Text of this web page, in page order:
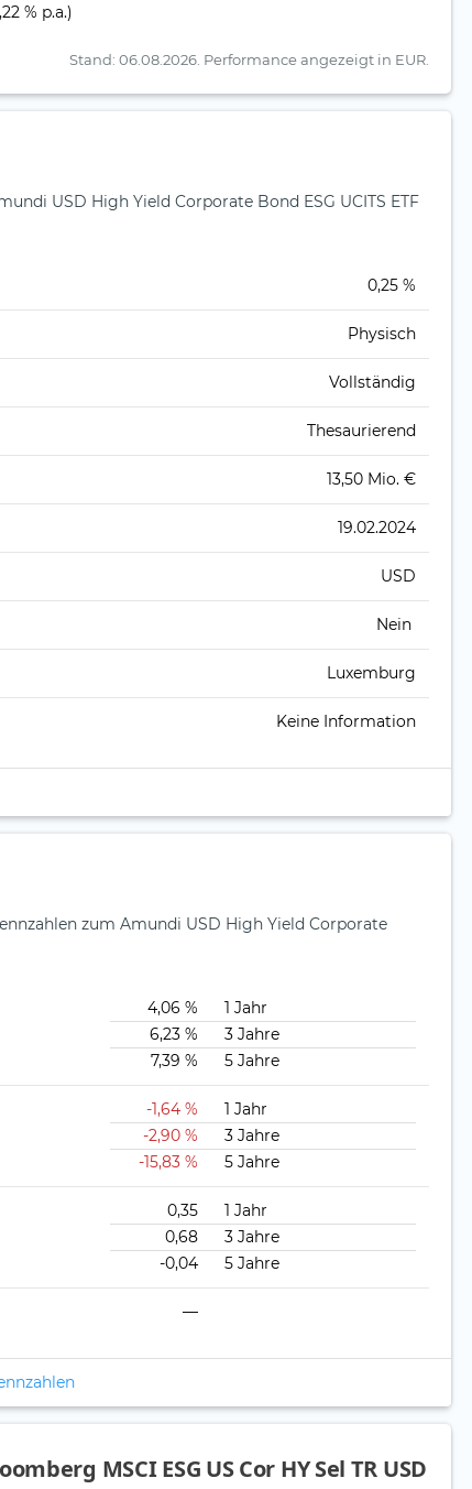
% p.a.)
Stand: 06.08.2026. Performance angezeigt in EUR.
USD High Yield Corporate Bond ESG UCITS ETF
0,25 %
Physisch
Vollständig
Thesaurierend
13,50 Mio. €
19.02.2024
USD
Nein
Luxemburg
Keine Information
zum Amundi USD High Yield Corporate
4,06 %
1 Jahr
6,23 %
3 Jahre
7,39 %
5 Jahre
-1,64 %
1 Jahr
-2,90 %
3 Jahre
-15,83 %
5 Jahre
0,35
1 Jahr
0,68
3 Jahre
-0,04
5 Jahre
—
MSCI ESG US Cor HY Sel TR USD